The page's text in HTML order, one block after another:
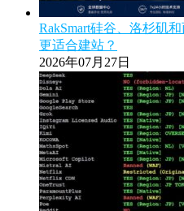
RakSmart硅谷、洛杉矶
更适合建站？
2026年07月27日